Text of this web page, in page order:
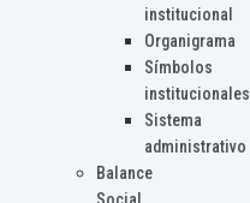
institucional
Organigrama
Símbolos
institucionales
Sistema
administrativo
Balance